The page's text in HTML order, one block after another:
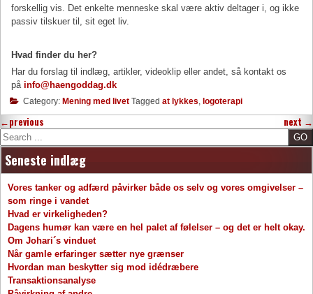
forskellig vis. Det enkelte menneske skal være aktiv deltager i, og ikke
passiv tilskuer til, sit eget liv.
Hvad finder du her?
Har du forslag til indlæg, artikler, videoklip eller andet, så kontakt os
påinfo@haengoddag.dk
Category: Mening med livet Tagged at lykkes, logoterapi
←previous next →
Search
Seneste indlæg
Vores tanker og adfærd påvirker både os selv og vores omgivelser –
som ringe i vandet
Hvad er virkeligheden?
Dagens humør kan være en hel palet af følelser – og det er helt okay.
Om Johari´s vinduet
Når gamle erfaringer sætter nye grænser
Hvordan man beskytter sig mod idédræbere
Transaktionsanalyse